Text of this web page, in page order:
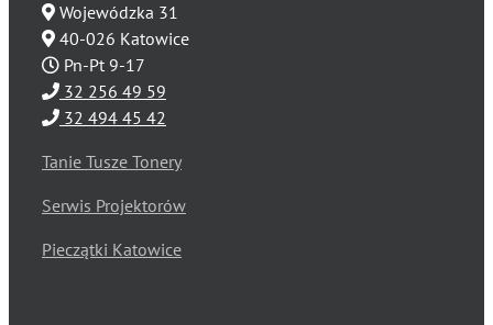
Wojewódzka 31
40-026 Katowice
Pn-Pt 9-17
32 256 49 59
32 494 45 42
Tanie Tusze Tonery
Serwis Projektorów
Pieczątki Katowice